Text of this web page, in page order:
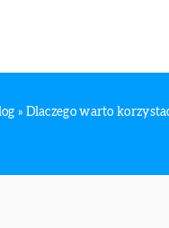
» Dlaczego warto